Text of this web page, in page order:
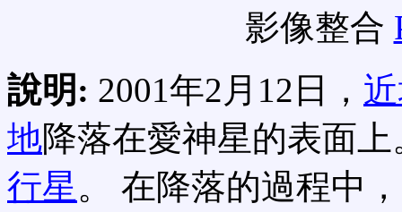
影像整合
說明: 2001年2月12日，
地降落在愛神星的表面
行星。 在降落的過程中